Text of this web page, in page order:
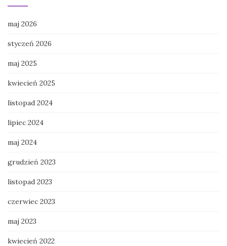
maj 2026
styczeń 2026
maj 2025
kwiecień 2025
listopad 2024
lipiec 2024
maj 2024
grudzień 2023
listopad 2023
czerwiec 2023
maj 2023
kwiecień 2022